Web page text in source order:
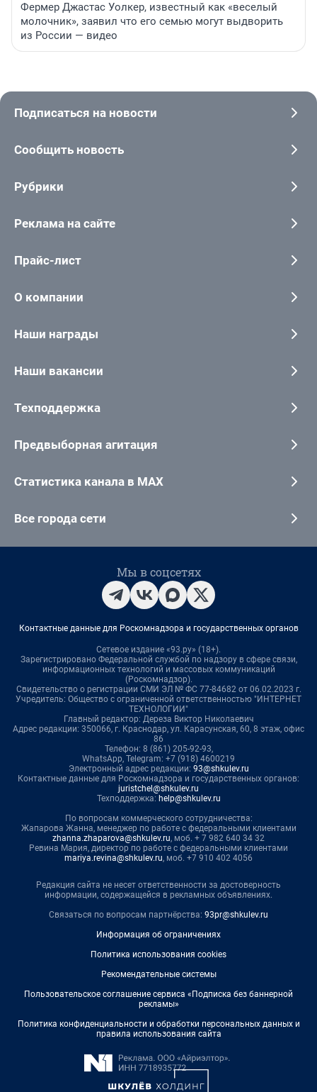
Фермер Джастас Уолкер, известный как «веселый
молочник», заявил что его семью могут выдворить
из России — видео
Подписаться на новости
Сообщить новость
Рубрики
Реклама на сайте
Прайс-лист
О компании
Наши награды
Наши вакансии
Техподдержка
Предвыборная агитация
Статистика канала в MAX
Все города сети
Мы в соцсетях
Контактные данные для Роскомнадзора и государственных органов
Сетевое издание «93.ру» (18+).
Зарегистрировано Федеральной службой по надзору в сфере связи,
информационных технологий и массовых коммуникаций
(Роскомнадзор).
Свидетельство о регистрации СМИ ЭЛ № ФС 77-84682 от 06.02.2023 г.
Учредитель: Общество с ограниченной ответственностью "ИНТЕРНЕТ
ТЕХНОЛОГИИ"
Главный редактор: Дереза Виктор Николаевич
Адрес редакции: 350066, г. Краснодар, ул. Карасунская, 60, 8 этаж, офис
86
Телефон: 8 (861) 205-92-93,
WhatsApp, Telegram: +7 (918) 4600219
Электронный адрес редакции: 93@shkulev.ru
Контактные данные для Роскомнадзора и государственных органов:
juristchel@shkulev.ru
Техподдержка: help@shkulev.ru
По вопросам коммерческого сотрудничества:
Жапарова Жанна, менеджер по работе с федеральными клиентами
zhanna.zhaparova@shkulev.ru, моб. + 7 982 640 34 32
Ревина Мария, директор по работе с федеральными клиентами
mariya.revina@shkulev.ru, моб. +7 910 402 4056
Редакция сайта не несет ответственности за достоверность
информации, содержащейся в рекламных объявлениях.
Связаться по вопросам партнёрства: 93pr@shkulev.ru
Информация об ограничениях
Политика использования cookies
Рекомендательные системы
Пользовательское соглашение сервиса «Подписка без баннерной
рекламы»
Политика конфиденциальности и обработки персональных данных и
правила использования сайта